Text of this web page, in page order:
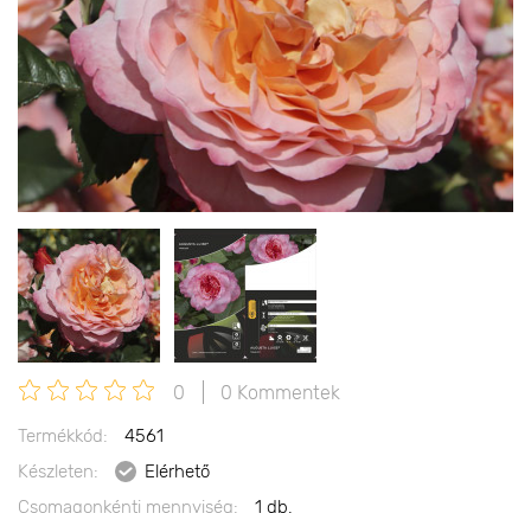
0 0 Kommentek
Termékkód:
4561
Készleten:
Elérhető
Csomagonkénti mennyiség:
1 db.